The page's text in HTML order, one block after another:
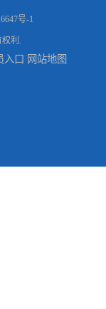
号-1
利.
入口 网站地图